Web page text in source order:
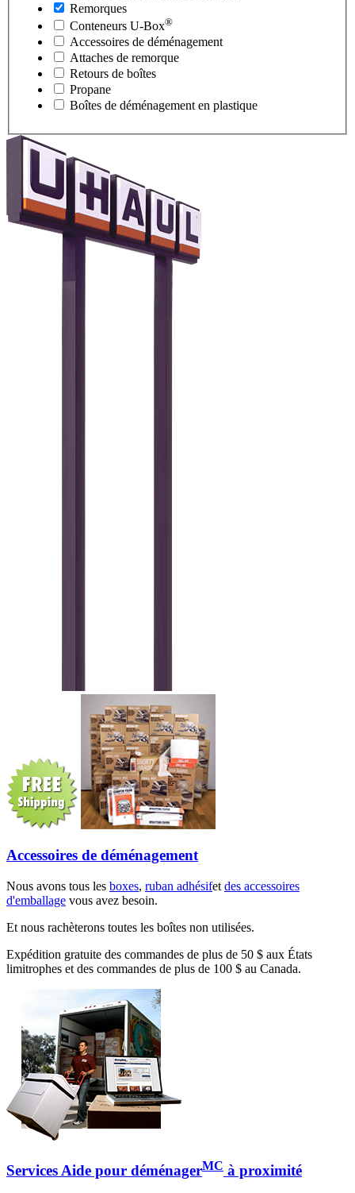
Remorques
Conteneurs U-Box®
Accessoires de déménagement
Attaches de remorque
Retours de boîtes
Propane
Boîtes de déménagement en plastique
Accessoires de déménagement
Nous avons tous les boxes, ruban adhésifet des accessoires
d'emballage vous avez besoin.
Et nous rachèterons toutes les boîtes non utilisées.
Expédition gratuite des commandes de plus de 50 $ aux États
limitrophes et des commandes de plus de 100 $ au Canada.
Services Aide pour déménagerMC à proximité